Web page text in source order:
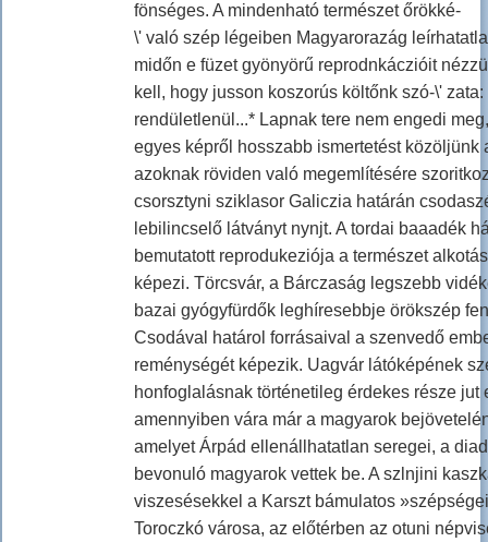
fönséges. A mindenható természet őrökké-
\' való szép légeiben Magyarorazág
midőn e füzet gyönyörű reprodnkáczióit
kell, hogy jusson koszorús költőnk szó-\'
rendületlenül...* Lapnak tere nem engedi
egyes képről hosszabb ismertetést közöljünk
azoknak röviden való megemlítésére
csorsztyni sziklasor Galiczia határán
lebilincselő látványt nynjt. A tordai baaadék
bemutatott reprodukeziója a természet
képezi. Törcsvár, a Bárczaság legszebb
bazai gyógyfürdők leghíresebbje örökszép
Csodával határol forrásaival a szenvedő
reménységét képezik. Uagvár látóképének
honfoglalásnak történetileg érdekes része jut
amennyiben vára már a magyarok
amelyet Árpád ellenállhatatlan seregei, a
bevonuló magyarok vettek be. A szlnjini
viszesésekkel a Karszt bámulatos
Toroczkó városa, az előtérben az otuni